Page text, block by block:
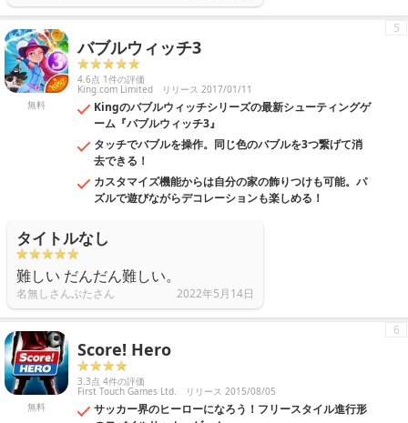
無料
バブルウィッチ3
4.6点 1件の評価
King.com Limited リリース 2017/01/11
Kingのバブルウィッチシリーズの最新シューティングゲ
ーム『バブルウィッチ3』
タッチでバブルを操作。同じ色のバブルを3つ繋げて消
去できる！
カスタマイズ機能からは自分の家の飾りつけも可能。パ
ズルで遊びながらデコレーションも楽しめる！
5
タイトルなし
難しい だんだん難しい。
名無しさんぶたさん 2022年5月14日
無料
Score! Hero
3.3点 4件の評価
First Touch Games Ltd. リリース 2015/08/05
サッカー界のヒーローになろう！フリースタイル進行形
6